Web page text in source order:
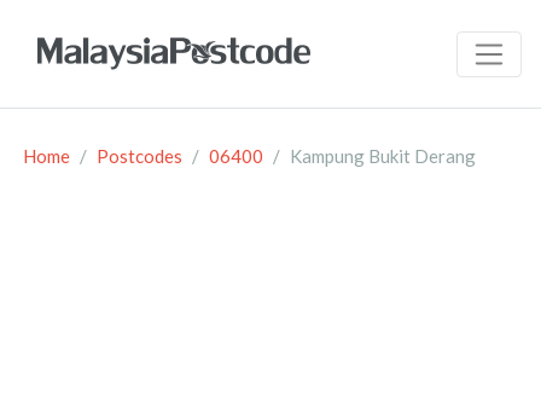
Home Postcodes 06400 Kampung Bukit Derang